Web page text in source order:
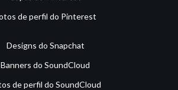
de perfil do Pinterest
Designs do Snapchat
Banners do SoundCloud
de perfil do SoundCloud